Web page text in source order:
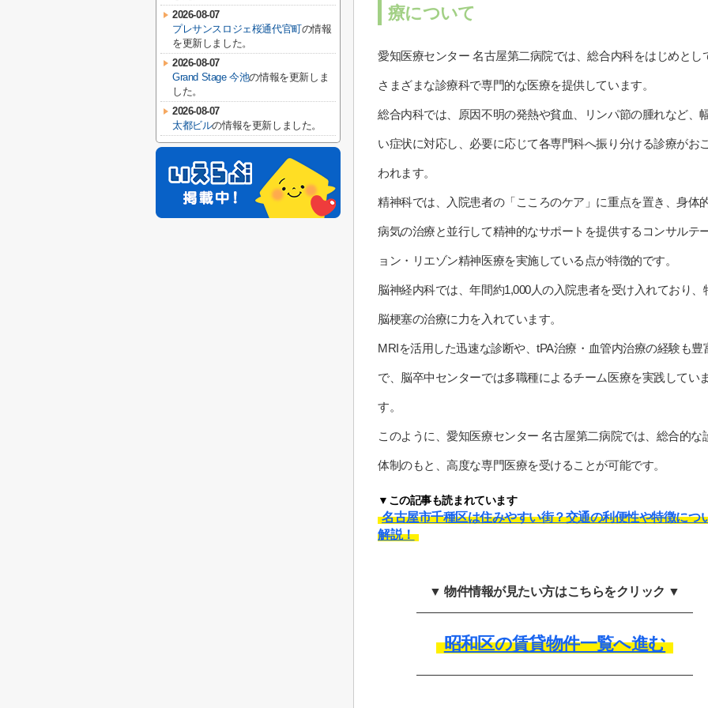
療について
愛知医療センター 名古屋第二病院では、総合内科をはじめとし
さまざまな診療科で専門的な医療を提供しています。
総合内科では、原因不明の発熱や貧血、リンパ節の腫れなど、
い症状に対応し、必要に応じて各専門科へ振り分ける診療がお
われます。
精神科では、入院患者の「こころのケア」に重点を置き、身体
病気の治療と並行して精神的なサポートを提供するコンサルテ
ョン・リエゾン精神医療を実施している点が特徴的です。
脳神経内科では、年間約1,000人の入院患者を受け入れており、
脳梗塞の治療に力を入れています。
MRIを活用した迅速な診断や、tPA治療・血管内治療の経験も豊
で、脳卒中センターでは多職種によるチーム医療を実践していま
す。
このように、愛知医療センター 名古屋第二病院では、総合的な
体制のもと、高度な専門医療を受けることが可能です。
▼この記事も読まれています
名古屋市千種区は住みやすい街？交通の利便性や特徴につ
解説！
▼ 物件情報が見たい方はこちらをクリック ▼
昭和区の賃貸物件一覧へ進む
2026-08-07
プレサンスロジェ桜通代官町の情報
を更新しました。
2026-08-07
Grand Stage 今池の情報を更新しま
した。
2026-08-07
太都ビルの情報を更新しました。